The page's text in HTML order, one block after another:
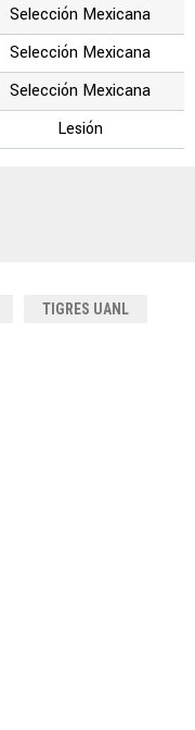
Selección Mexicana
Selección Mexicana
Selección Mexicana
Lesión
TIGRES UANL